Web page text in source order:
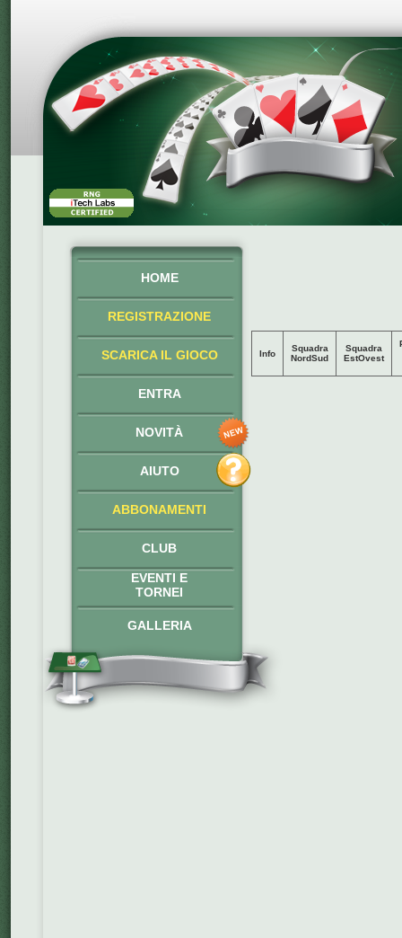
HOME
REGISTRAZIONE
SCARICA IL GIOCO
ENTRA
NOVITÀ
AIUTO
ABBONAMENTI
CLUB
EVENTI E
TORNEI
GALLERIA
Info
Squadra
NordSud
Squadra
EstOvest